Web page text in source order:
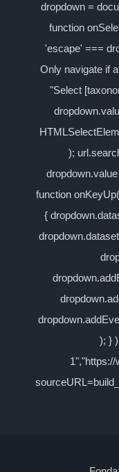
dropdown =
function
'escape' ===
Only navigate if
"Select
);
function
{
); }